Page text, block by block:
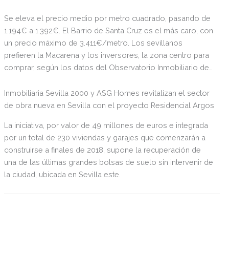
Se eleva el precio medio por metro cuadrado, pasando de
1.194€ a 1.392€. El Barrio de Santa Cruz es el más caro, con
un precio máximo de 3.411€/metro. Los sevillanos
prefieren la Macarena y los inversores, la zona centro para
comprar, según los datos del Observatorio Inmobiliario de
Inmobiliaria Sevilla 2000 y ASG Homes revitalizan el sector
de obra nueva en Sevilla con el proyecto Residencial Argos
La iniciativa, por valor de 49 millones de euros e integrada
por un total de 230 viviendas y garajes que comenzarán a
construirse a finales de 2018, supone la recuperación de
una de las últimas grandes bolsas de suelo sin intervenir de
la ciudad, ubicada en Sevilla este.